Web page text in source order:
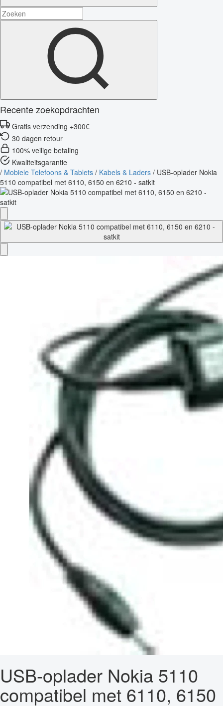
Recente zoekopdrachten
Gratis verzending +300€
30 dagen retour
100% veilige betaling
Kwaliteitsgarantie
/ Mobiele Telefoons & Tablets / Kabels & Laders / USB-oplader Nokia
5110 compatibel met 6110, 6150 en 6210 - satkit
USB-oplader Nokia 5110
compatibel met 6110, 6150